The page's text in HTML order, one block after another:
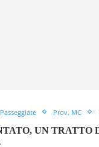
Passeggiate Prov. MC
UN TRATTO